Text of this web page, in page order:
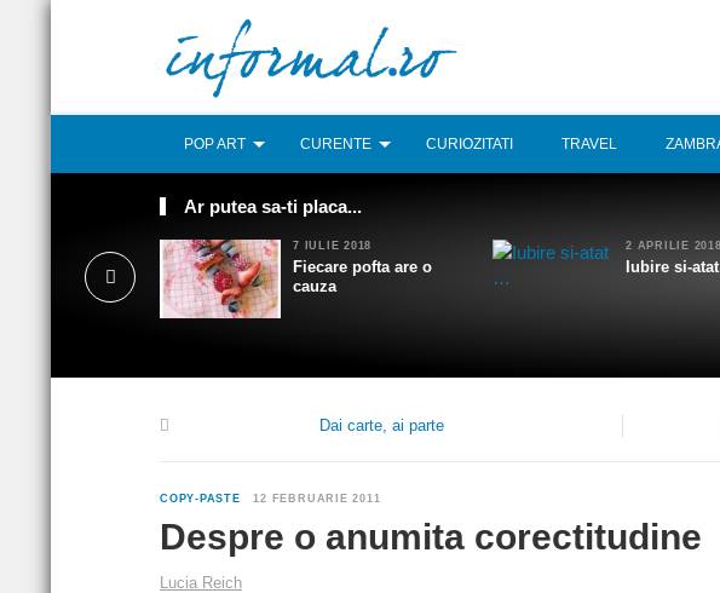
POP ART CURENTE CURIOZITATI TRAVEL
Ar putea sa-ti placa...
7 IULIE 2018
Fiecare pofta are o
cauza
2 APRILIE 2018
Iubire si-
Dai carte, ai parte
COPY-PASTE 12 FEBRUARIE 2011
Despre o anumita corectitudine
Lucia Reich